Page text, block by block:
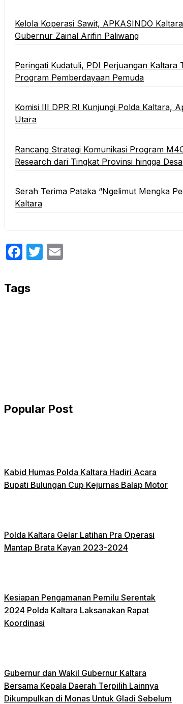
Kelola Koperasi Sawit, APKASINDO
Gubernur Zainal Arifin Paliwang
Peringati Kudatuli, PDI Perjuangan
Program Pemberdayaan Pemuda
Komisi III DPR RI Kunjungi Polda Kaltara,
Utara
Rancang Strategi Komunikasi Program
Research dari Tingkat Provinsi hingga Desa
Serah Terima Pataka “Ngelimut Mengka
Kaltara
Facebook
Twitter
Tags
Popular Post
Kabid Humas Polda Kaltara Hadiri Acara
Bupati Bulungan Cup Kejurnas Balap Motor
Polda Kaltara Gelar Latihan Pra Operasi
Mantap Brata Kayan 2023-2024
Kesiapan Pengamanan Pemilu Serentak
2024 Polda Kaltara Laksanakan Rapat
Koordinasi
Gubernur dan Wakil Gubernur Kaltara
Bersama Kepala Daerah Terpilih Lainnya
Dikumpulkan di Monas Untuk Gladi Sebelum